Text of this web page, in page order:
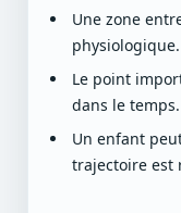
Une zone
physiologique.
Le point
dans le temps.
Un enfant
trajectoire est